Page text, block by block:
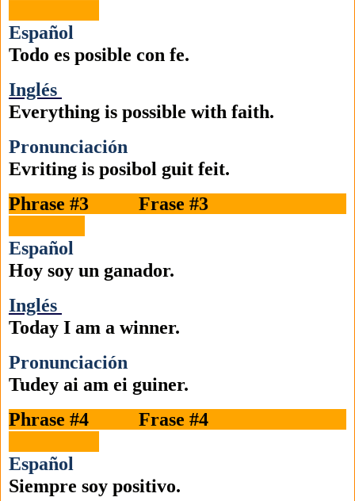
Español
Todo es posible con fe.
Inglés
Everything is possible with faith.
Pronunciación
Evriting is posibol guit feit.
Phrase #3 Frase #3
Español
Hoy soy un ganador.
Inglés
Today I am a winner.
Pronunciación
Tudey ai am ei guiner.
Phrase #4 Frase #4
Español
Siempre soy positivo.